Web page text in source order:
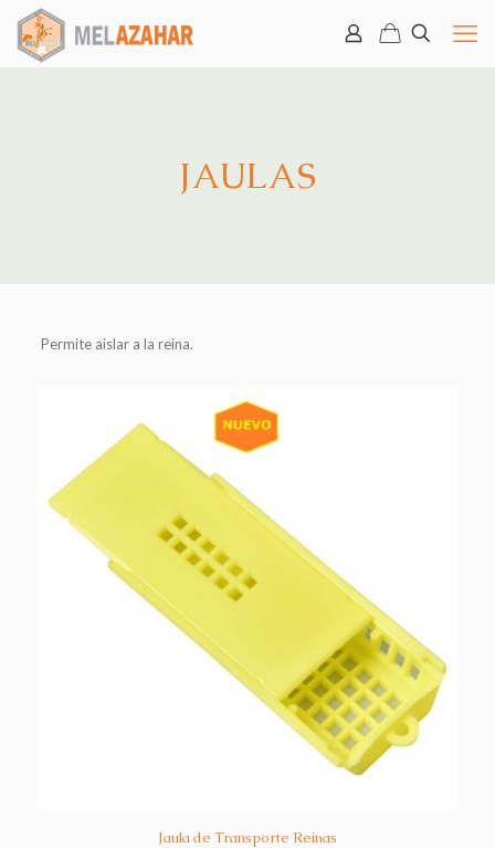
JAULAS
Permite aislar a la reina.
Jaula de Transporte Reinas